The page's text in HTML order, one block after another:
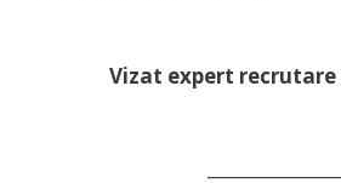
Vizat expert recrutare